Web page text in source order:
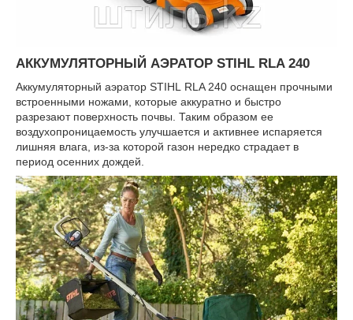
АККУМУЛЯТОРНЫЙ АЭРАТОР STIHL RLA 240
Аккумуляторный аэратор STIHL RLA 240 оснащен прочными
встроенными ножами, которые аккуратно и быстро
разрезают поверхность почвы. Таким образом ее
воздухопроницаемость улучшается и активнее испаряется
лишняя влага, из-за которой газон нередко страдает в
период осенних дождей.